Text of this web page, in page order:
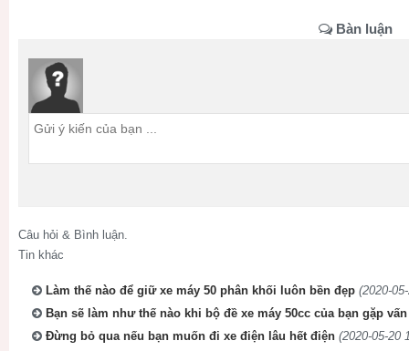
Bàn luận
Câu hỏi & Bình luận.
Tin khác
Làm thế nào để giữ xe máy 50 phân khối luôn bền đẹp (2020-
Bạn sẽ làm như thế nào khi bộ đề xe máy 50cc của bạn gặp
Đừng bỏ qua nếu bạn muốn đi xe điện lâu hết điện (2020-05-20